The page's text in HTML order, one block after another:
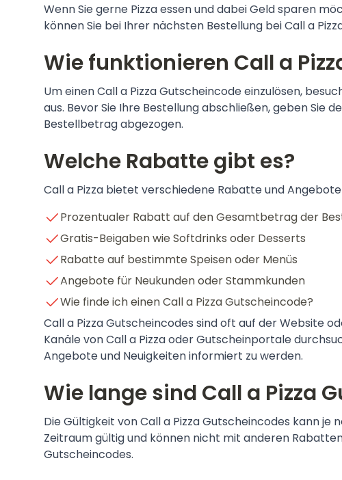
Wenn Sie gerne Pizza essen und dabei Geld sparen
können Sie bei Ihrer nächsten Bestellung bei Call a
Wie funktionieren Call a
Um einen Call a Pizza Gutscheincode einzulösen,
aus. Bevor Sie Ihre Bestellung abschließen, geben
Bestellbetrag abgezogen.
Welche Rabatte gibt es?
Call a Pizza bietet verschiedene Rabatte und
Prozentualer Rabatt auf den Gesamtbetrag der
Gratis-Beigaben wie Softdrinks oder Desserts
Rabatte auf bestimmte Speisen oder Menüs
Angebote für Neukunden oder Stammkunden
Wie finde ich einen Call a Pizza Gutscheincode?
Call a Pizza Gutscheincodes sind oft auf der Website
Kanäle von Call a Pizza oder Gutscheinportale
Angebote und Neuigkeiten informiert zu werden.
Wie lange sind Call a Pizza
Die Gültigkeit von Call a Pizza Gutscheincodes kann
Zeitraum gültig und können nicht mit anderen
Gutscheincodes.